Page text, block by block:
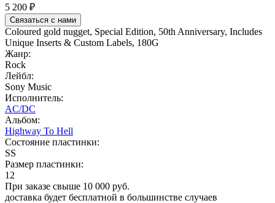
5 200 ₽
Связаться с нами
Coloured gold nugget, Special Edition, 50th Anniversary, Includes
Unique Inserts & Custom Labels, 180G
Жанр:
Rock
Лейбл:
Sony Music
Исполнитель:
AC/DC
Альбом:
Highway To Hell
Состояние пластинки:
SS
Размер пластинки:
12
При заказе свыше 10 000 руб.
доставка будет бесплатной в большинстве случаев